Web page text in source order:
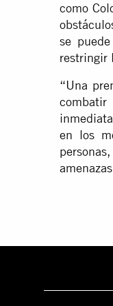
como
se
restringir
“Una
en los